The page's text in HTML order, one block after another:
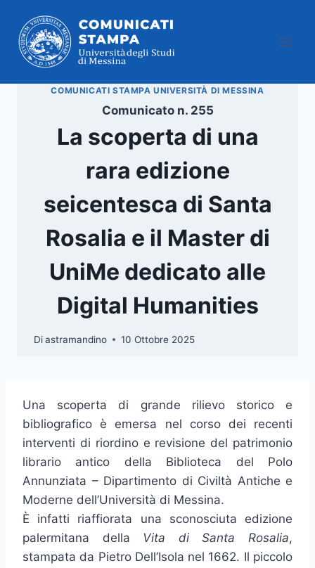
contenuto
COMUNICATI STAMPA UNIVERSITÀ DI MESSINA
Comunicato n. 255
La scoperta di una
rara edizione
seicentesca di Santa
Rosalia e il Master di
UniMe dedicato alle
Digital Humanities
Diastramandino 10 Ottobre 2025
Una scoperta di grande rilievo storico e
bibliografico è emersa nel corso dei recenti
interventi di riordino e revisione del patrimonio
librario antico della Biblioteca del Polo
Annunziata – Dipartimento di Civiltà Antiche e
Moderne dell’Università di Messina.
È infatti riaffiorata una sconosciuta edizione
palermitana della Vita di Santa Rosalia,
stampata da Pietro Dell’Isola nel 1662. Il piccolo